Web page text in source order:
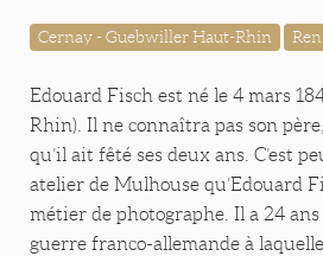
Cernay - Guebwiller Haut-Rhin
Edouard Fisch est né le 4 mars
Rhin). Il ne connaîtra pas son
qu’il ait fêté ses deux ans. C’est
atelier de Mulhouse qu’Edouard
métier de photographe. Il a 24
guerre franco-allemande à